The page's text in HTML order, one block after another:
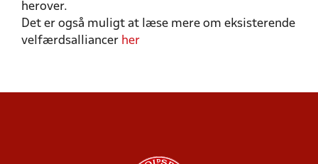
herover.
Det er også muligt at læse mere om eksisterende
velfærdsalliancer her